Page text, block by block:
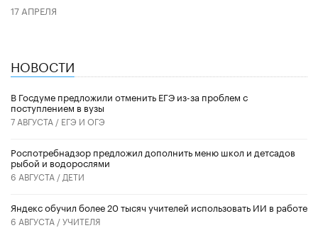
17 АПРЕЛЯ
НОВОСТИ
В Госдуме предложили отменить ЕГЭ из-за проблем с
поступлением в вузы
7 АВГУСТА / ЕГЭ И ОГЭ
Роспотребнадзор предложил дополнить меню школ и детсадов
рыбой и водорослями
6 АВГУСТА / ДЕТИ
​Яндекс обучил более 20 тысяч учителей использовать ИИ в работе
6 АВГУСТА /УЧИТЕЛЯ